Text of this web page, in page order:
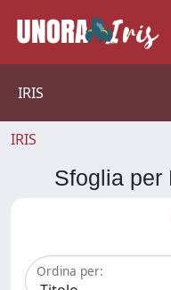
IRIS
IRIS
Sfoglia
Ordina per: